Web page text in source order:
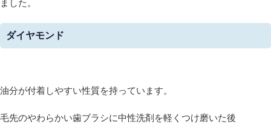
ました。
ダイヤモンド
油分が付着しやすい性質を持っています。
毛先のやわらかい歯ブラシに中性洗剤を軽くつけ磨いた後